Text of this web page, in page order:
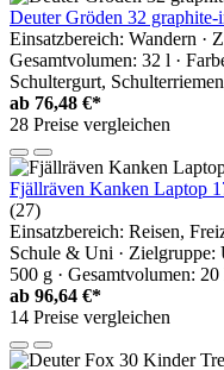
Deuter Gröden 32 graphite-
Einsatzbereich: Wandern ·
Gesamtvolumen: 32 l ·
Schultergurt,
ab 76,48 €*
28 Preise vergleichen
Fjällräven Kanken Laptop
(27)
Einsatzbereich: Reisen,
Schule & Uni · Zielgruppe:
500 g · Gesamtvolumen: 20
ab 96,64 €*
14 Preise vergleichen